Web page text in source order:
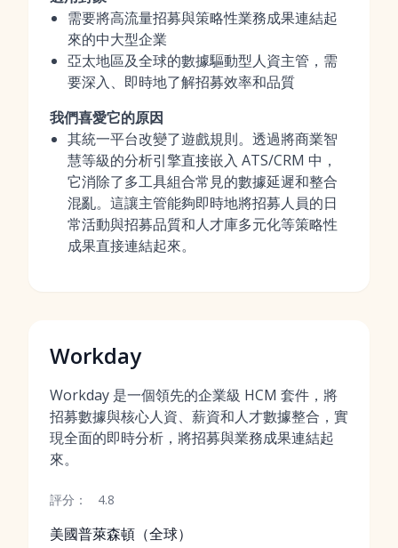
需要將高流量招募與策略性業務成果連結起
來的中大型企業
亞太地區及全球的數據驅動型人資主管，需
要深入、即時地了解招募效率和品質
我們喜愛它的原因
其統一平台改變了遊戲規則。透過將商業智
慧等級的分析引擎直接嵌入 ATS/CRM 中，
它消除了多工具組合常見的數據延遲和整合
混亂。這讓主管能夠即時地將招募人員的日
常活動與招募品質和人才庫多元化等策略性
成果直接連結起來。
Workday
Workday 是一個領先的企業級 HCM 套件，將
招募數據與核心人資、薪資和人才數據整合，實
現全面的即時分析，將招募與業務成果連結起
來。
評分： 4.8
美國普萊森頓（全球）